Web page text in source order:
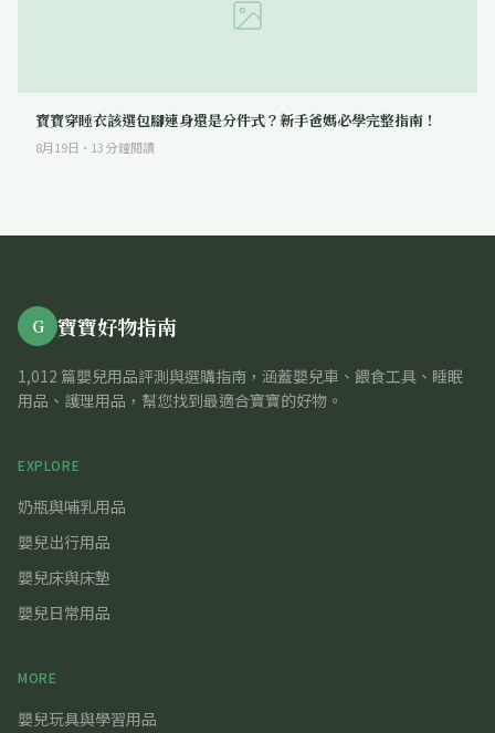
寶寶穿睡衣該選包腳連身還是分件式？新手爸媽必學完整指南！
8月19日 · 13分鐘閱讀
G 寶寶好物指南
1,012 篇嬰兒用品評測與選購指南，涵蓋嬰兒車、餵食工具、睡眠
用品、護理用品，幫您找到最適合寶寶的好物。
EXPLORE
奶瓶與哺乳用品
嬰兒出行用品
嬰兒床與床墊
嬰兒日常用品
MORE
嬰兒玩具與學習用品